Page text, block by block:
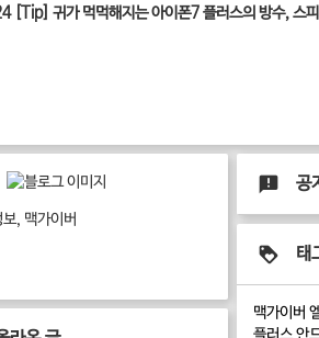
[Tip] 귀가 먹먹해지는 아이폰7 플러스의 방수, 스
보, 맥가이버
공
태
맥가이버